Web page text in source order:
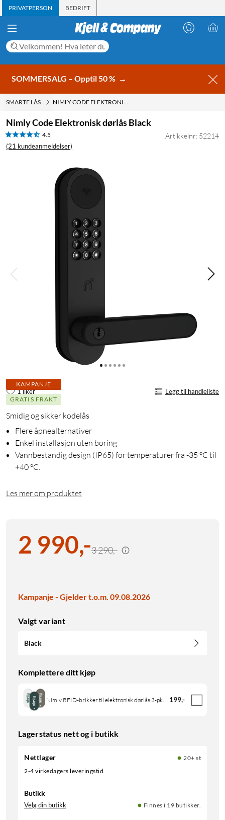
PRIVATPERSON BEDRIFT
SOMMERSALG – Opptil 50 % →
SMARTE LÅS NIMLY CODE ELEKTRONISK DØRLÅS BLACK
Nimly Code Elektronisk dørlås Black
4.5
(21 kundeanmeldelser)
Artikkelnr: 52214
KAMPANJE
GRATIS FRAKT
1 liker Legg til handleliste
Smidig og sikker kodelås
Flere åpnealternativer
Enkel installasjon uten boring
Vannbestandig design (IP65) for temperaturer fra -35 °C til
+40 °C.
Les mer om produktet
2 990,-3 290,-
Kampanje - Gjelder t.o.m. 09.08.2026
Valgt variant
Black
Komplettere ditt kjøp
Nimly RFID-brikker til elektronisk dørlås 3-pk. 199,-
Lagerstatus nett og i butikk
Nettlager
20+ st
2-4 virkedagers leveringstid
Butikk
Velg din butikk Finnes i 19 butikker.